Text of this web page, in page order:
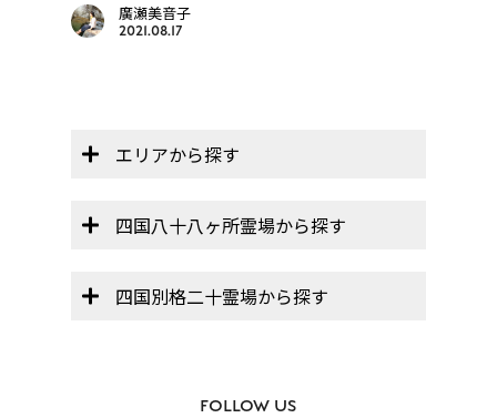
廣瀬美音子
2021.08.17
エリアから探す
四国八十八ヶ所霊場から探す
四国別格二十霊場から探す
FOLLOW US